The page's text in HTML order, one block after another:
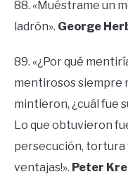
88. «Muéstrame un
ladrón». George
89. «¿Por qué
mentirosos siempre
mintieron, ¿cuál fue
Lo que obtuvieron
persecución, tortura
ventajas!». Peter